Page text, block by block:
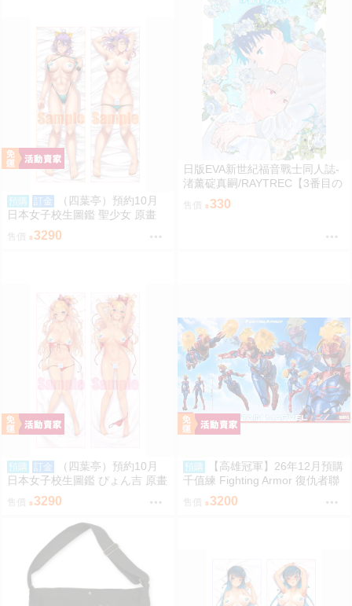
預購 訂金
（四葉亭）預約10月
日本女子校生圖鑑 聖少女 原畫
常磐るり 日曬ver 抱枕套 0826
售價 3290
日版EVA新世紀福音戰士同人誌-
渚薰碇真嗣/RAYTREC【3番目の
呪い3】
售價 330
預購 訂金
（四葉亭）預約10月
日本女子校生圖鑑 ぴょん吉 原畫
国分寺美紗 日曬ver 抱枕套 0826
售價 3290
預購
【高雄冠軍】26年12月預購
千值練 Fighting Armor 復仇者聯
盟終局之戰 鋼鐵人 驚奇隊長 免
訂金0910
售價 3200